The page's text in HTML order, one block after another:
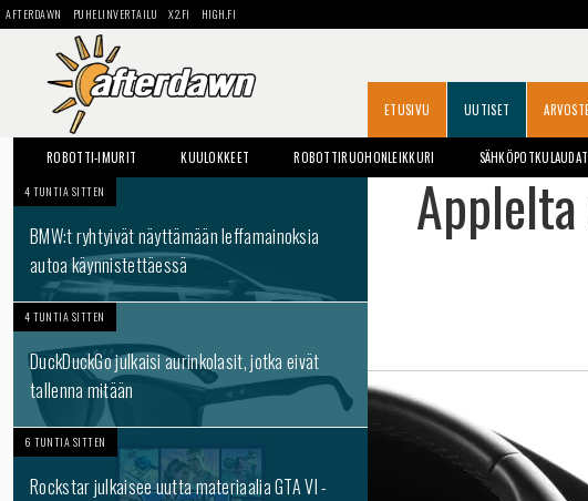
AFTERDAWN PUHELINVERTAILU X2.FI HIGH.FI
ETUSIVU UUTISET
ROBOTTI-IMURIT KUULOKKEET ROBOTTIRUOHONLEIKKURI SÄHKÖPOTKULAUDAT
4 TUNTIA SITTEN
BMW:t ryhtyivät näyttämään leffamainoksia
autoa käynnistettäessä
4 TUNTIA SITTEN
DuckDuckGo julkaisi aurinkolasit, jotka eivät
tallenna mitään
6 TUNTIA SITTEN
Rockstar julkaisee uutta materiaalia GTA VI -